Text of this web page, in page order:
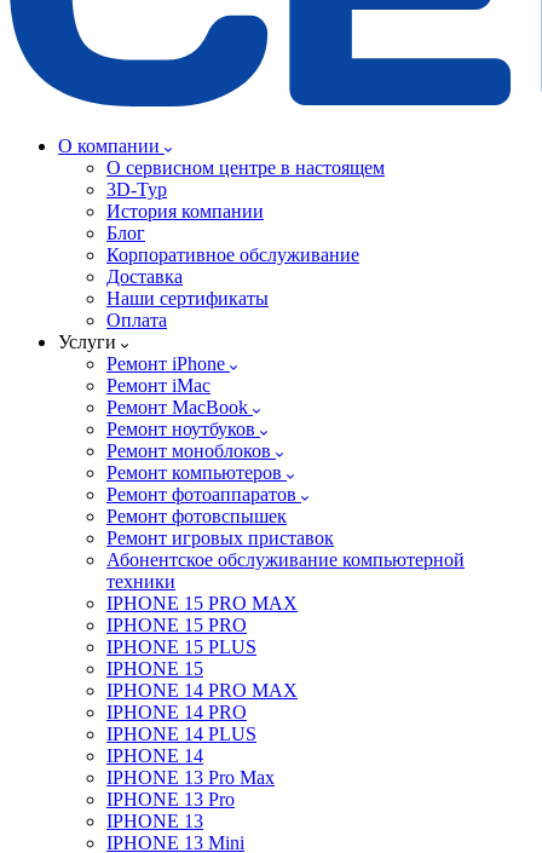
О компании
О сервисном центре в настоящем
3D-Тур
История компании
Блог
Корпоративное обслуживание
Доставка
Наши сертификаты
Оплата
Услуги
Ремонт iPhone
Ремонт iMac
Ремонт MacBook
Ремонт ноутбуков
Ремонт моноблоков
Ремонт компьютеров
Ремонт фотоаппаратов
Ремонт фотовспышек
Ремонт игровых приставок
Абонентское обслуживание компьютерной
техники
IPHONE 15 PRO MAX
IPHONE 15 PRO
IPHONE 15 PLUS
IPHONE 15
IPHONE 14 PRO MAX
IPHONE 14 PRO
IPHONE 14 PLUS
IPHONE 14
IPHONE 13 Pro Max
IPHONE 13 Pro
IPHONE 13
IPHONE 13 Mini